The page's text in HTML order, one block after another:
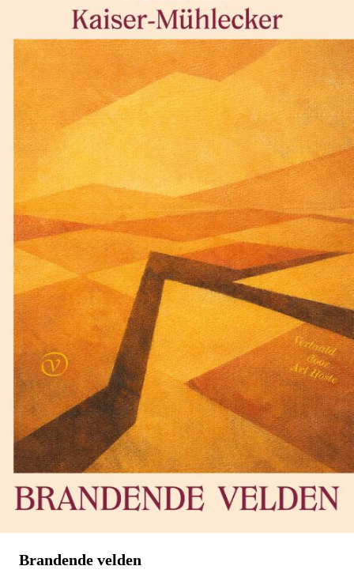
Lewis Carroll
De klopjacht op de sneer
17,50
BESTEL
Brandende velden